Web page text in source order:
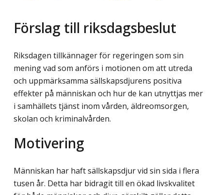
Förslag till riksdagsbeslut
Riksdagen tillkännager för regeringen som sin
mening vad som anförs i motionen om att utreda
och uppmärksamma sällskapsdjurens positiva
effekter på människan och hur de kan utnyttjas mer
i samhällets tjänst inom vården, äldreomsorgen,
skolan och kriminalvården.
Motivering
Människan har haft sällskapsdjur vid sin sida i flera
tusen år. Detta har bidragit till en ökad livskvalitet